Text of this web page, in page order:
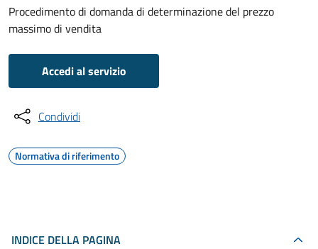
Procedimento di domanda di determinazione del prezzo
massimo di vendita
Accedi al servizio
Condividi
Normativa di riferimento
INDICE DELLA PAGINA